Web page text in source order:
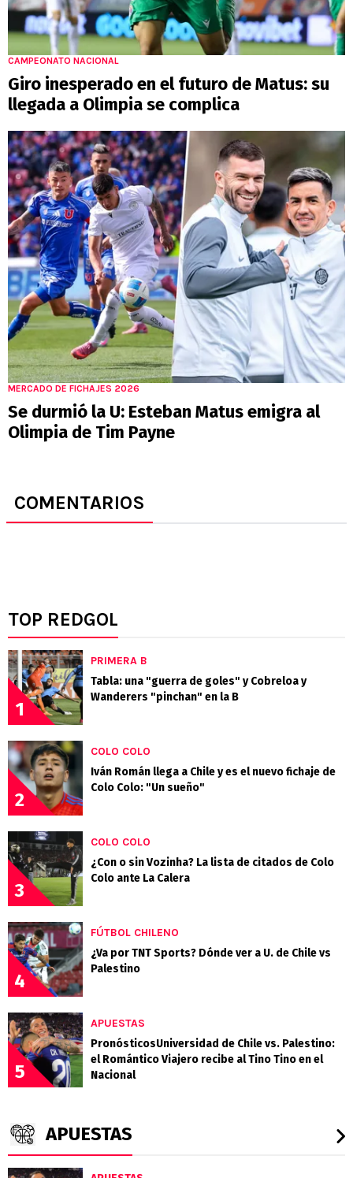
CAMPEONATO NACIONAL
Giro inesperado en el futuro de Matus: su
llegada a Olimpia se complica
MERCADO DE FICHAJES 2026
Se durmió la U: Esteban Matus emigra al
Olimpia de Tim Payne
COMENTARIOS
TOP REDGOL
1
PRIMERA B
Tabla: una "guerra de goles" y Cobreloa y
Wanderers "pinchan" en la B
2
COLO COLO
Iván Román llega a Chile y es el nuevo fichaje de
Colo Colo: "Un sueño"
3
COLO COLO
¿Con o sin Vozinha? La lista de citados de Colo
Colo ante La Calera
4
FÚTBOL CHILENO
¿Va por TNT Sports? Dónde ver a U. de Chile vs
Palestino
5
APUESTAS
PronósticosUniversidad de Chile vs. Palestino:
el Romántico Viajero recibe al Tino Tino en el
Nacional
APUESTAS